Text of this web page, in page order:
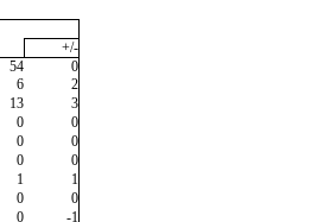
+/-
54
0
6
2
13
3
0
0
0
0
0
0
1
1
0
0
0
-1